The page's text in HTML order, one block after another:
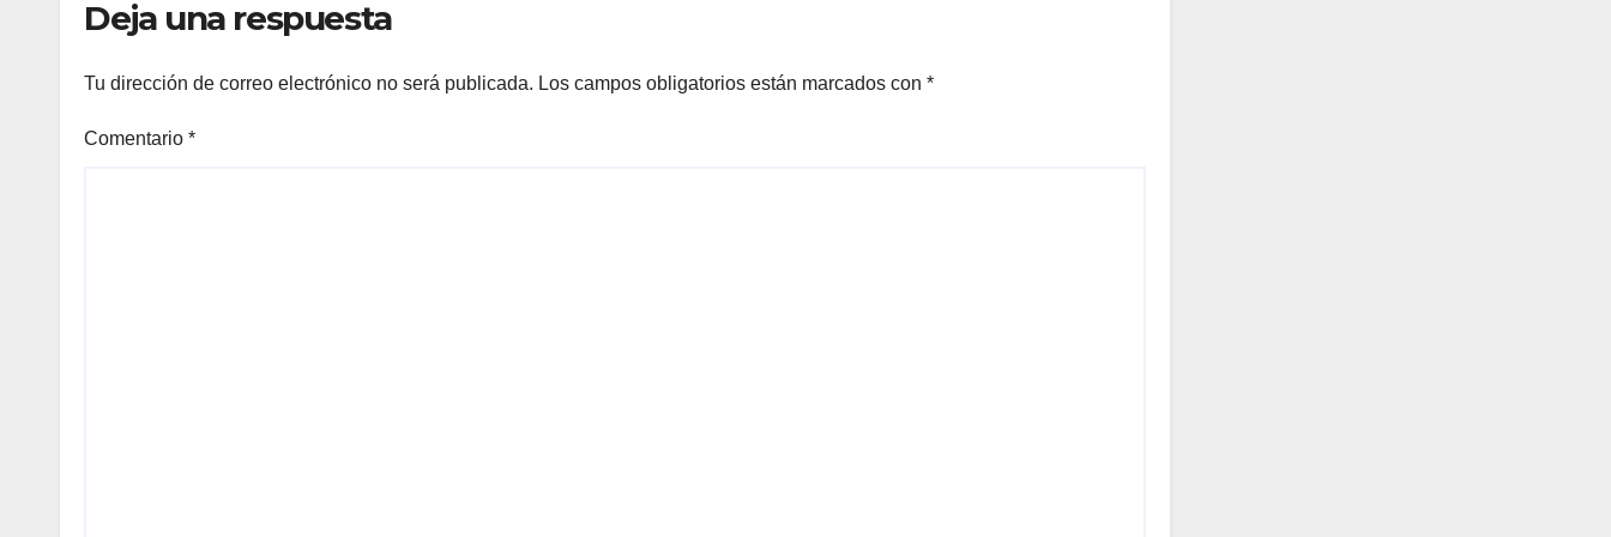
Deja una respuesta
Tu dirección de correo electrónico no será publicada. Los campos obligatorios están marcados con *
Comentario *